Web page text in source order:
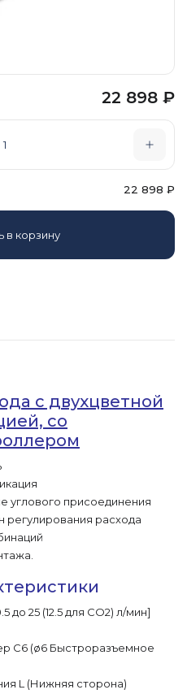
с двухцветной
со
углового присоединения
регулирования расхода
до 25 (12.5 для CO2) л/мин]
C6 (ø6 Быстроразъемное
L (Нижняя сторона)
22 898 ₽
22 898 ₽
в корзину